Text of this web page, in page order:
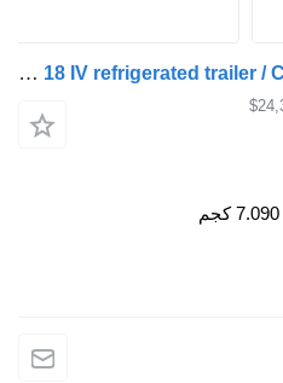
Rohr RZK 18 IV refrigerated trailer / Carrier Supra 850 / Tail lift B
7.090 كجم